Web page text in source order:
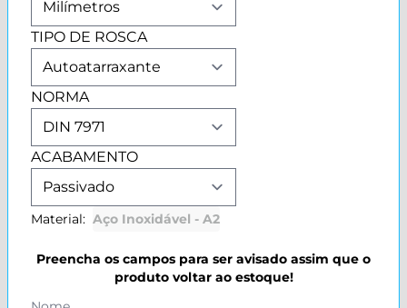
TIPO DE ROSCA
NORMA
ACABAMENTO
Material: Aço Inoxidável - A2
Preencha os campos para ser avisado assim que o
produto voltar ao estoque!